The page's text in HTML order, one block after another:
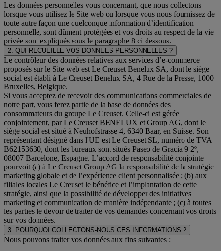
Les données personnelles vous concernant, que nous collectons
lorsque vous utilisez le Site web ou lorsque vous nous fournissez de
toute autre façon une quelconque information d’identification
personnelle, sont dûment protégées et vos droits au respect de la vie
privée sont expliqués sous le paragraphe 8 ci-dessous.
2. QUI RECUEILLE VOS DONNEES PERSONNELLES ?
Le contrôleur des données relatives aux services d’e-commerce
proposés sur le Site web est Le Creuset Benelux SA, dont le siège
social est établi à Le Creuset Benelux SA, 4 Rue de la Presse, 1000
Bruxelles, Belgique.
Si vous acceptez de recevoir des communications commerciales de
notre part, vous ferez partie de la base de données des
consommateurs du groupe Le Creuset. Celle-ci est gérée
conjointement, par Le Creuset BENELUX et Group AG, dont le
siège social est situé à Neuhofstrasse 4, 6340 Baar, en Suisse. Son
représentant désigné dans l'UE est Le Creuset SL, numéro de TVA
B62153630, dont les bureaux sont situés Paseo de Gracia 9 2º,
08007 Barcelone, Espagne. L’accord de responsabilité conjointe
pourvoit (a) à Le Creuset Group AG la responsabilité de la stratégie
marketing globale et de l’expérience client personnalisée ; (b) aux
filiales locales Le Creuset le bénéfice et l’implantation de cette
stratégie, ainsi que la possibilité de développer des initiatives
marketing et communication de manière indépendante ; (c) à toutes
les parties le devoir de traiter de vos demandes concernant vos droits
sur vos données.
3. POURQUOI COLLECTONS-NOUS CES INFORMATIONS ?
Nous pouvons traiter vos données aux fins suivantes :